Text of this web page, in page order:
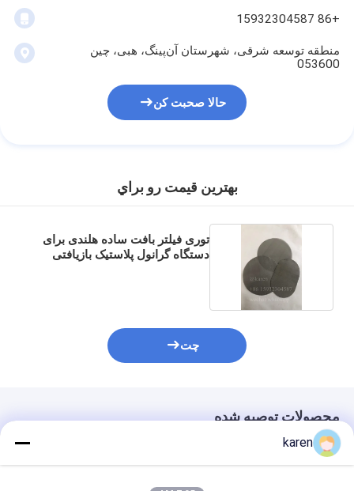
+86 15932304587
منطقه توسعه شرقی، شهرستان آن‌پینگ، هبی، چین
053600
حالا صحبت کن
بهترين قيمت رو براي
توری فیلتر بافت ساده هلندی برای
دستگاه گرانول پلاستیک بازیافتی
چت
محصولات توصیه شده
karen